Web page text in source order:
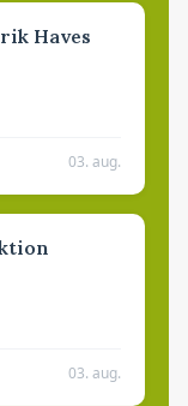
Haves
03. aug.
03. aug.